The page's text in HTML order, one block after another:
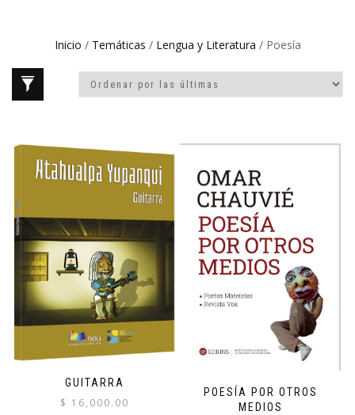
Inicio / Temáticas / Lengua y Literatura / Poesía
GUITARRA
$ 16,000.00
POESÍA POR OTROS
MEDIOS